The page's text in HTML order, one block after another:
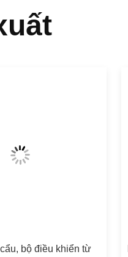
bộ điều khiển từ